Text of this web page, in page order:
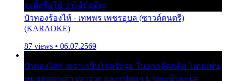
จะตั้งชื่อให้ ว่าไอ้บังเอิญ
บัวทองร้องไห้ - เทพพร เพชรอุบล (ซาวด์ดนตรี)
(KARAOKE)
87 views • 06.07.2569
บัวทองโศก เพราะเป็นโรครักรุม ในอกกลัดกลุ้ม โดนแฟน
หนุ่มหลอกเอา เขารวย และรูปหล่อ มาพะเน้าพะนอ